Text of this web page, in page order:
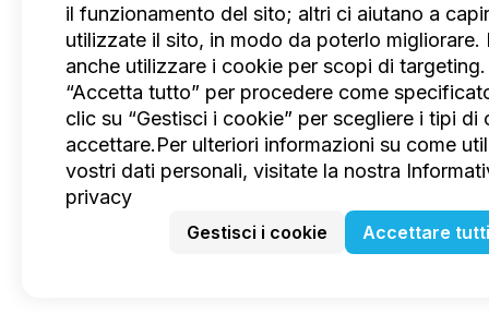
IT
Prodotto
Funzioni
Benefici
Tariffe
Blog
il funzionamento del sito; altri ci aiutano a
utilizzate il sito, in modo da poterlo migliorare.
anche utilizzare i cookie per scopi di
“Accetta tutto” per procedere come
clic su “Gestisci i cookie” per scegliere i tipi di
accettare.Per ulteriori informazioni su come
vostri dati personali, visitate la nostra
privacy
Gestisci i cookie Accettare tutti